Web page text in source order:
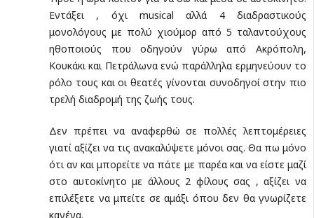
Εντάξει , όχι musical αλλά 4 διαδραστικούς
μονολόγους με πολύ χιούμορ από 5 ταλαντούχους
ηθοποιούς που οδηγούν γύρω από Ακρόπολη,
Κουκάκι και Πετράλωνα ενώ παράλληλα ερμηνεύουν το
ρόλο τους και οι θεατές γίνονται συνοδηγοί στην πιο
τρελή διαδρομή της ζωής τους.
Δεν πρέπει να αναφερθώ σε πολλές λεπτομέρειες
γιατί αξίζει να τις ανακαλύψετε μόνοι σας. Θα πω μόνο
ότι αν και μπορείτε να πάτε με παρέα και να είστε μαζί
στο αυτοκίνητο με άλλους 2 φίλους σας , αξίζει να
επιλέξετε να μπείτε σε αμάξι όπου δεν θα γνωρίζετε
κανένα.